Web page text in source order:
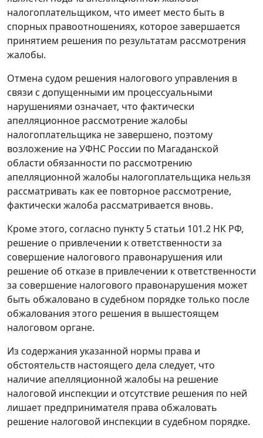
налогоплательщиком, что имеет место быть в
спорных правоотношениях, которое завершается
принятием решения по результатам рассмотрения
жалобы.
Отмена судом решения налогового управления в
связи с допущенными им процессуальными
нарушениями означает, что фактически
апелляционное рассмотрение жалобы
налогоплательщика не завершено, поэтому
возложение на УФНС России по Магаданской
области обязанности по рассмотрению
апелляционной жалобы налогоплательщика нельзя
рассматривать как ее повторное рассмотрение,
фактически жалоба рассматривается вновь.
Кроме этого, согласно пункту 5 статьи 101.2 НК РФ,
решение о привлечении к ответственности за
совершение налогового правонарушения или
решение об отказе в привлечении к ответственности
за совершение налогового правонарушения может
быть обжаловано в судебном порядке только после
обжалования этого решения в вышестоящем
налоговом органе.
Из содержания указанной нормы права и
обстоятельств настоящего дела следует, что
наличие апелляционной жалобы на решение
налоговой инспекции и отсутствие решения по ней
лишает предпринимателя права обжаловать
решение налоговой инспекции в судебном порядке.